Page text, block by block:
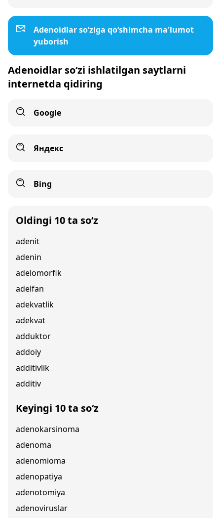
Adenoidlar so‘ziga qo‘shimcha ma'lumot
yuborish
Adenoidlar so‘zi ishlatilgan saytlarni
internetda qidiring
Google
Яндекс
Bing
Oldingi 10 ta so‘z
adenit
adenin
adelomorfik
adelfan
adekvatlik
adekvat
adduktor
addoiy
additivlik
additiv
Keyingi 10 ta so‘z
adenokarsinoma
adenoma
adenomioma
adenopatiya
adenotomiya
adenoviruslar